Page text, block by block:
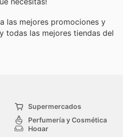
las mejores promociones y
y todas las mejores tiendas del
Supermercados
Perfumería y Cosmética
Hogar